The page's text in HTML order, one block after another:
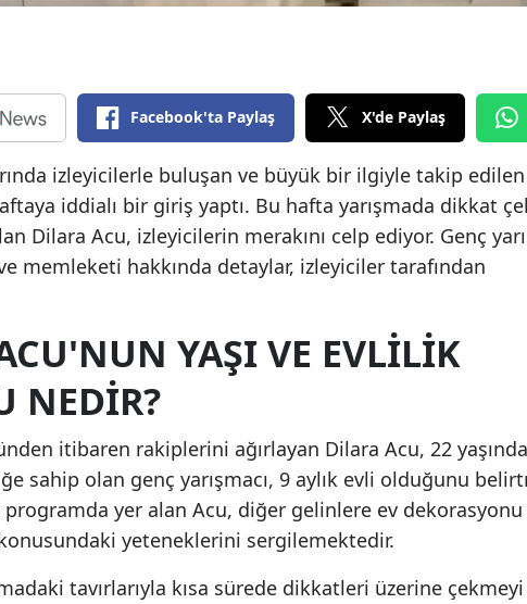
Erzincan
Eskişehir
Gaziantep
Gümüşhane
Isparta
Mersin
Facebook'ta Paylaş X'de Paylaş
izleyicilerle buluşan ve büyük bir ilgiyle takip
iddialı bir giriş yaptı. Bu hafta yarışmada dikkat
Dilara Acu, izleyicilerin merakını celp ediyor. Genç
memleketi hakkında detaylar, izleyiciler tarafından
YAŞI VE EVLILIK
NEDIR?
itibaren rakiplerini ağırlayan Dilara Acu, 22
sahip olan genç yarışmacı, 9 aylık evli olduğunu
programda yer alan Acu, diğer gelinlere ev dekorasyonu
yeteneklerini sergilemektedir.
tavırlarıyla kısa sürede dikkatleri üzerine çekmeyi